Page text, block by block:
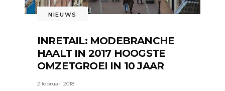
NIEUWS
INRETAIL: MODEBRANCHE
HAALT IN 2017 HOOGSTE
OMZETGROEI IN 10 JAAR
2 februari 2018